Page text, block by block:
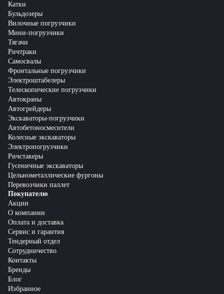
Катки
Бульдозеры
Вилочные погрузчики
Мини-погрузчики
Тягачи
Ричтраки
Самосвалы
Фронтальные погрузчики
Электроштабелеры
Телескопические погрузчики
Автокраны
Автогрейдеры
Экскаваторы-погрузчики
Автобетоносмесители
Колесные экскаваторы
Электропогрузчики
Ричстакеры
Гусеничные экскаваторы
Цельнометаллические фургоны
Перевозчики паллет
Покупателю
Акции
О компании
Оплата и доставка
Сервис и гарантия
Тендерный отдел
Сотрудничество
Контакты
Бренды
Блог
Избранное